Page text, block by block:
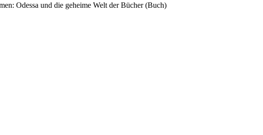
Odessa und die geheime Welt der Bücher (Buch)